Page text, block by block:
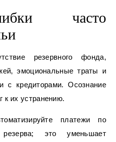
часто
резервного фонда,
эмоциональные траты и
с кредиторами. Осознание
их устранению.
платежи по
это уменьшает